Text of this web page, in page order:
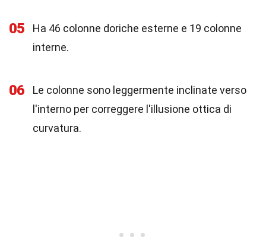
05
Ha 46 colonne doriche esterne e 19 colonne
interne.
06
Le colonne sono leggermente inclinate verso
l'interno per correggere l'illusione ottica di
curvatura.